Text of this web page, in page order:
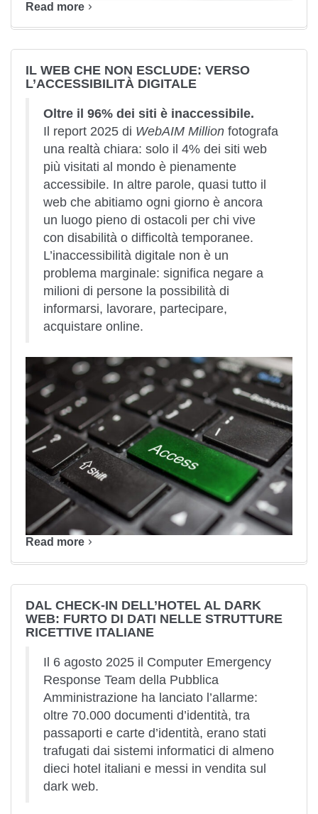
Read more
IL WEB CHE NON ESCLUDE: VERSO
L’ACCESSIBILITÀ DIGITALE
Oltre il 96% dei siti è inaccessibile.
Il report 2025 di WebAIM Million fotografa
una realtà chiara: solo il 4% dei siti web
più visitati al mondo è pienamente
accessibile. In altre parole, quasi tutto il
web che abitiamo ogni giorno è ancora
un luogo pieno di ostacoli per chi vive
con disabilità o difficoltà temporanee.
L’inaccessibilità digitale non è un
problema marginale: significa negare a
milioni di persone la possibilità di
informarsi, lavorare, partecipare,
acquistare online.
Read more
DAL CHECK-IN DELL’HOTEL AL DARK
WEB: FURTO DI DATI NELLE STRUTTURE
RICETTIVE ITALIANE
Il 6 agosto 2025 il Computer Emergency
Response Team della Pubblica
Amministrazione ha lanciato l’allarme:
oltre 70.000 documenti d’identità, tra
passaporti e carte d’identità, erano stati
trafugati dai sistemi informatici di almeno
dieci hotel italiani e messi in vendita sul
dark web.